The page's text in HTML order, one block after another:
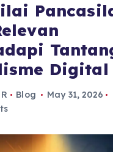
Digital
Blog
May 31, 2026